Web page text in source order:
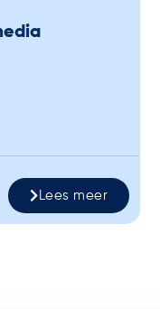
Lees meer